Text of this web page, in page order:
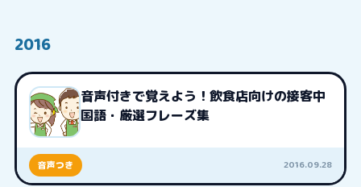
2016
音声付きで覚えよう！飲食店向けの接客中
国語・厳選フレーズ集
音声つき 2016.09.28